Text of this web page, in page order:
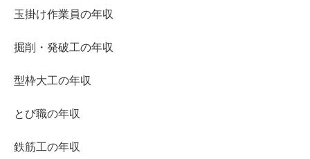
玉掛け作業員の年収
掘削・発破工の年収
型枠大工の年収
とび職の年収
鉄筋工の年収